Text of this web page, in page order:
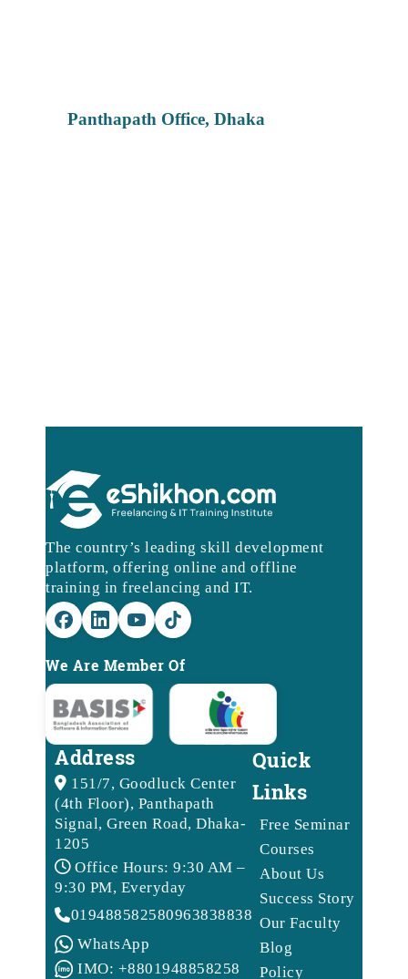
Panthapath Office, Dhaka
The country’s leading skill development
platform, offering online and offline
training in freelancing and IT.
We Are Member Of
Address
151/7, Goodluck Center
(4th Floor), Panthapath
Signal, Green Road, Dhaka-
1205
Office Hours: 9:30 AM –
9:30 PM, Everyday
0194885825809638388388
WhatsApp
IMO: +8801948858258
Quick
Links
Free Seminar
Courses
About Us
Success Story
Our Faculty
Blog
Policy